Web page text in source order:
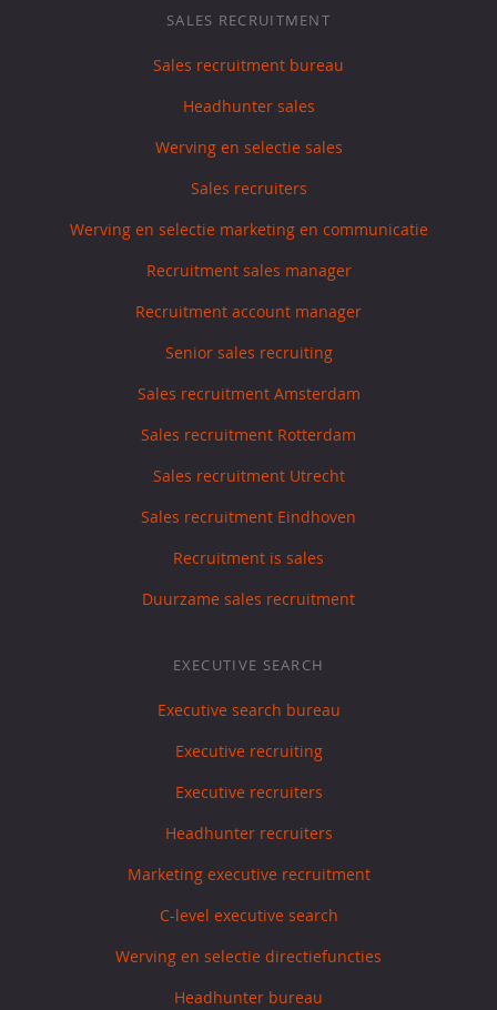
SALES RECRUITMENT
Sales recruitment bureau
Headhunter sales
Werving en selectie sales
Sales recruiters
Werving en selectie marketing en communicatie
Recruitment sales manager
Recruitment account manager
Senior sales recruiting
Sales recruitment Amsterdam
Sales recruitment Rotterdam
Sales recruitment Utrecht
Sales recruitment Eindhoven
Recruitment is sales
Duurzame sales recruitment
EXECUTIVE SEARCH
Executive search bureau
Executive recruiting
Executive recruiters
Headhunter recruiters
Marketing executive recruitment
C-level executive search
Werving en selectie directiefuncties
Headhunter bureau